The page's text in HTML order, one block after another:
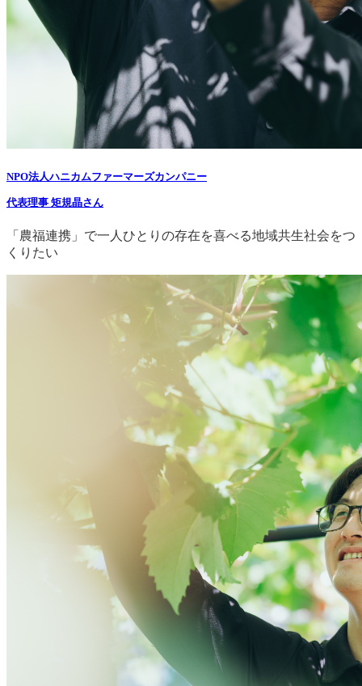
NPO法人ハニカムファーマーズカンパニー
代表理事 矩規晶さん
「農福連携」で一人ひとりの存在を喜べる地域共生社会をつ
くりたい